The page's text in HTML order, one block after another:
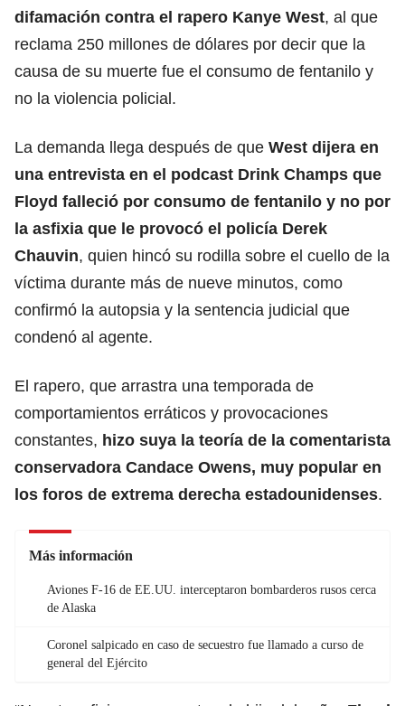
difamación contra el rapero Kanye West, al que
reclama 250 millones de dólares por decir que la
causa de su muerte fue el consumo de fentanilo y
no la violencia policial.
La demanda llega después de que West dijera en
una entrevista en el podcast Drink Champs que
Floyd falleció por consumo de fentanilo y no por
la asfixia que le provocó el policía Derek
Chauvin, quien hincó su rodilla sobre el cuello de la
víctima durante más de nueve minutos, como
confirmó la autopsia y la sentencia judicial que
condenó al agente.
El rapero, que arrastra una temporada de
comportamientos erráticos y provocaciones
constantes, hizo suya la teoría de la comentarista
conservadora Candace Owens, muy popular en
los foros de extrema derecha estadounidenses.
Más información
Aviones F-16 de EE.UU. interceptaron bombarderos rusos cerca
de Alaska
Coronel salpicado en caso de secuestro fue llamado a curso de
general del Ejército